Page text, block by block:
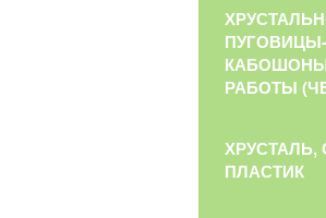
ПУГОВИЦЫ-
РАБОТЫ
ХРУСТАЛЬ,
ПЛАСТИК